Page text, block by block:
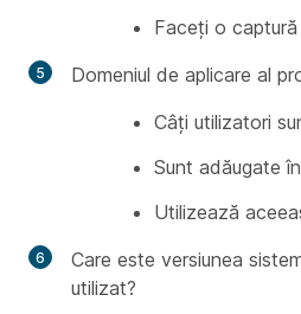
Faceți o
Domeniul de aplicare al
Câți utilizatori
Sunt adăugate
Utilizează
Care este versiunea
utilizat?